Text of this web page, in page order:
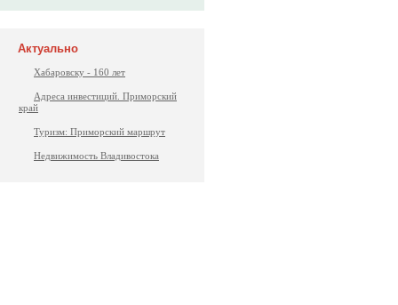
Актуально
Хабаровску - 160 лет
Адреса инвестиций. Приморский
край
Туризм: Приморский маршрут
Недвижимость Владивостока